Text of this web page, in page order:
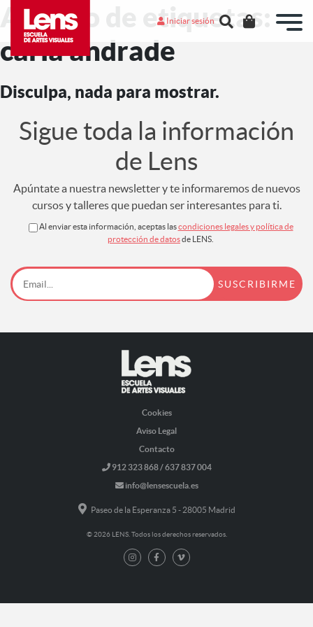
Iniciar sesión
Archivo de etiquetas:
carla andrade
Disculpa, nada para mostrar.
Sigue toda la información
de Lens
Apúntate a nuestra newsletter y te informaremos de nuevos
cursos y talleres que puedan ser interesantes para ti.
Al enviar esta información, aceptas lascondiciones legales y política de
protección de datosde LENS.
Cookies
Aviso Legal
Contacto
912 323 868 / 637 837 004
info@lensescuela.es
Paseo de la Esperanza 5 - 28005 Madrid
© 2026 LENS. Todos los derechos reservados.